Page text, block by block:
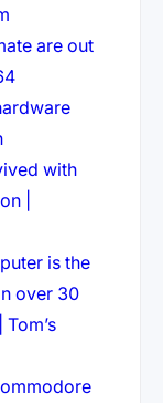
(öffnet in neuem
are out
(öffnet in neuem
(öffnet in neuem
with
|
is the
over 30